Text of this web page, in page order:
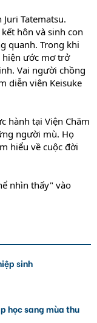
Tatematsu.
hôn và sinh con
quanh. Trong khi
ước mơ trở
Vai người chồng
diễn viên Keisuke
hành tại Viện Chăm
người mù. Họ
hiểu về cuộc đời
nhìn thấy" vào
sinh
học sang mùa thu